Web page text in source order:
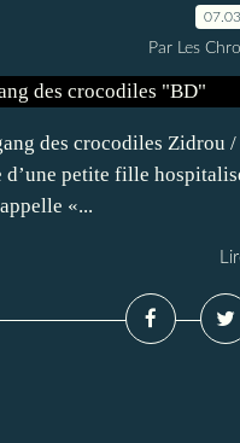
Par Les
des crocodiles Zidrou
d’une petite fille
«...